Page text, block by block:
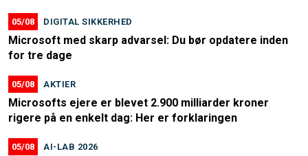
05/08 DIGITAL SIKKERHED
Microsoft med skarp advarsel: Du bør opdatere inden
for tre dage
05/08 AKTIER
Microsofts ejere er blevet 2.900 milliarder kroner
rigere på en enkelt dag: Her er forklaringen
05/08 AI-LAB 2026